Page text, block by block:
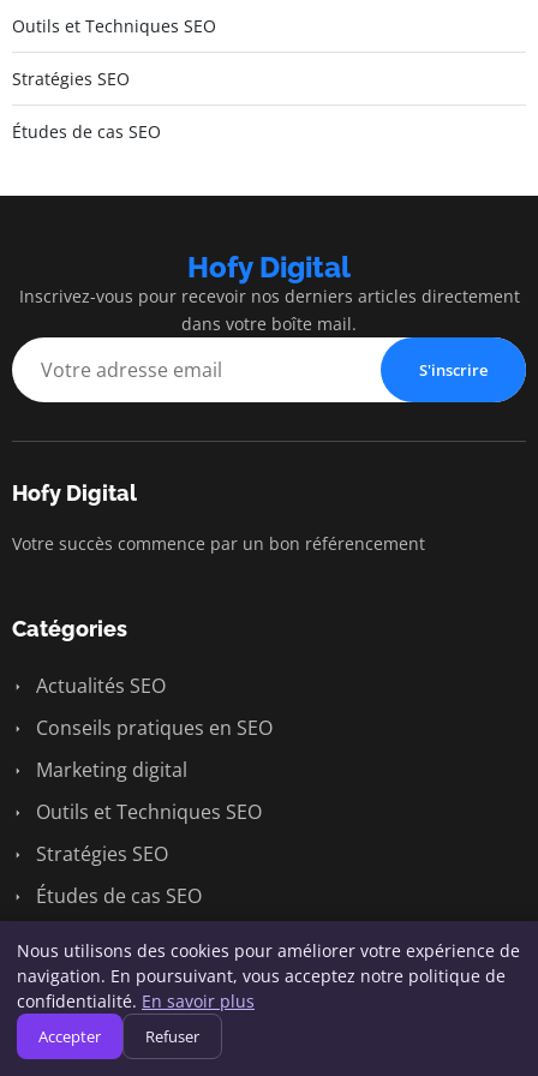
Outils et Techniques SEO
Stratégies SEO
Études de cas SEO
Hofy Digital
Inscrivez-vous pour recevoir nos derniers articles directement
dans votre boîte mail.
S'inscrire
Hofy Digital
Votre succès commence par un bon référencement
Catégories
Actualités SEO
Conseils pratiques en SEO
Marketing digital
Outils et Techniques SEO
Stratégies SEO
Études de cas SEO
Liens utiles
Nous utilisons des cookies pour améliorer votre expérience de
navigation. En poursuivant, vous acceptez notre politique de
confidentialité. En savoir plus
Accepter Refuser